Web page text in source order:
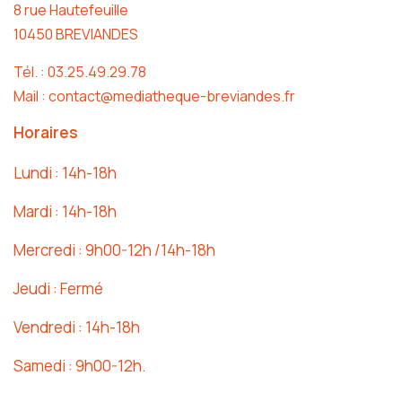
8 rue Hautefeuille
10450 BREVIANDES
Tél. : 03.25.49.29.78
Mail : contact@mediatheque-breviandes.fr
Horaires
Lundi : 14h-18h
Mardi : 14h-18h
Mercredi : 9h00-12h /14h-18h
Jeudi : Fermé
Vendredi : 14h-18h
Samedi : 9h00-12h.